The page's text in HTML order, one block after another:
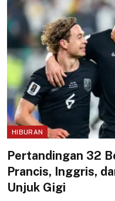
HIBURAN
Pertandingan 32
Prancis, Inggris,
Unjuk Gigi